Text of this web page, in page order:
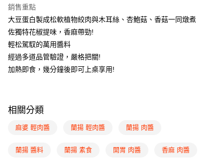
全盈+PAY
ATM付款
運送方式
冷凍付款後全家取貨
冷凍7-11取貨(快速到店)
每筆NT$220，滿NT$2,200(含以上)免運費
銷售重點
大豆蛋白製成松軟植物絞肉與木耳絲、杏鮑菇、香菇一同燉煮
佐獨特花椒提味，香麻帶勁!
輕松駕馭的萬用醬料
經過多道品管驗證，嚴格把關!
加熱即食，幾分鐘後即可上桌享用!
相關分類
麻婆 輕肉醬 蘭揚 輕肉醬 蘭揚 肉醬
蘭揚 醬料 蘭揚 素食 開胃 肉醬 香麻 肉醬